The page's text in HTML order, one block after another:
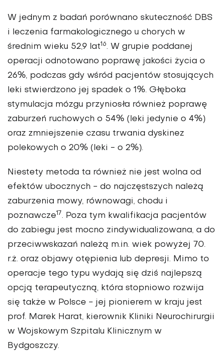
W jednym z badań porównano skuteczność DBS
i leczenia farmakologicznego u chorych w
średnim wieku 52,9 lat16. W grupie poddanej
operacji odnotowano poprawę jakości życia o
26%, podczas gdy wśród pacjentów stosujących
leki stwierdzono jej spadek o 1%. Głęboka
stymulacja mózgu przyniosła również poprawę
zaburzeń ruchowych o 54% (leki jedynie o 4%)
oraz zmniejszenie czasu trwania dyskinez
polekowych o 20% (leki - o 2%).
Niestety metoda ta również nie jest wolna od
efektów ubocznych - do najczęstszych należą
zaburzenia mowy, równowagi, chodu i
poznawcze17. Poza tym kwalifikacja pacjentów
do zabiegu jest mocno zindywidualizowana, a do
przeciwwskazań należą m.in. wiek powyżej 70.
r.ż. oraz objawy otępienia lub depresji. Mimo to
operacje tego typu wydają się dziś najlepszą
opcją terapeutyczną, która stopniowo rozwija
się także w Polsce - jej pionierem w kraju jest
prof. Marek Harat, kierownik Kliniki Neurochirurgii
w Wojskowym Szpitalu Klinicznym w
Bydgoszczy.